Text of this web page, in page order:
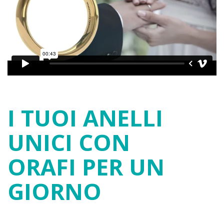
I TUOI ANELLI
UNICI CON
ORAFI PER UN
GIORNO